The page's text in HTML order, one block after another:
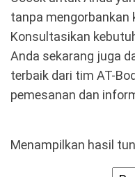
tanpa mengorbankan
Konsultasikan
Anda sekarang juga
terbaik dari tim AT-
pemesanan dan
Menampilkan hasil